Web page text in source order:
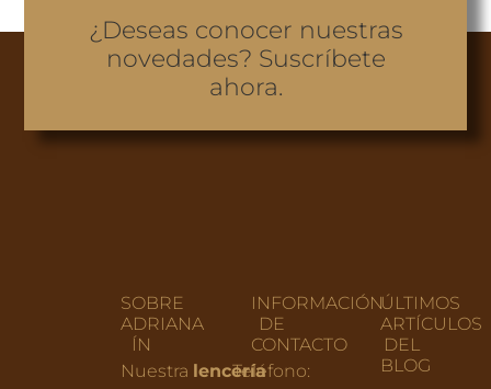
¿Deseas conocer nuestras
novedades? Suscríbete
ahora.
SOBRE
ADRIANA
ÍN
Nuestra lencería
INFORMACIÓN
DE
CONTACTO
Teléfono:
ÚLTIMOS
ARTÍCULOS
DEL
BLOG